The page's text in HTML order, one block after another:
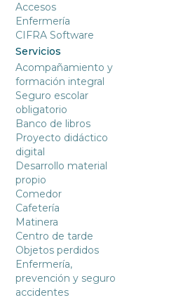
Accesos
Enfermería
CIFRA Software
Servicios
Acompañamiento y
formación integral
Seguro escolar
obligatorio
Banco de libros
Proyecto didáctico
digital
Desarrollo material
propio
Comedor
Cafetería
Matinera
Centro de tarde
Objetos perdidos
Enfermería,
prevención y seguro
accidentes